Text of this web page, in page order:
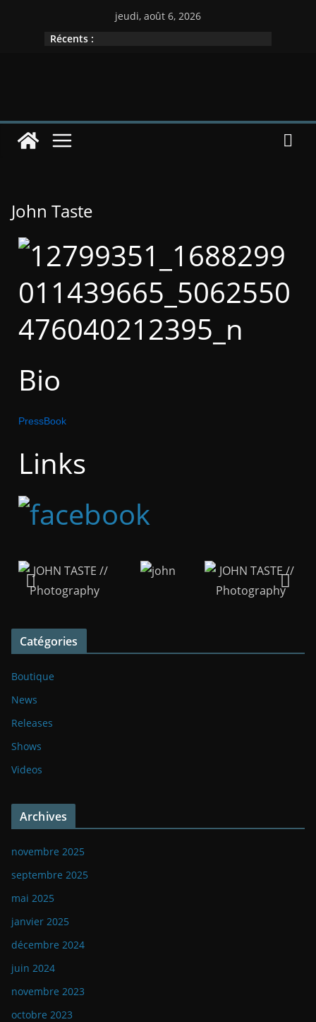
jeudi, août 6, 2026
Récents :
John Taste
Bio
PressBook
Links
Catégories
Boutique
News
Releases
Shows
Videos
Archives
novembre 2025
septembre 2025
mai 2025
janvier 2025
décembre 2024
juin 2024
novembre 2023
octobre 2023